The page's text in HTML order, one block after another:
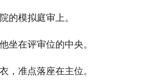
的模拟庭审上。
坐在评审位的中央。
，准点落座在主位。